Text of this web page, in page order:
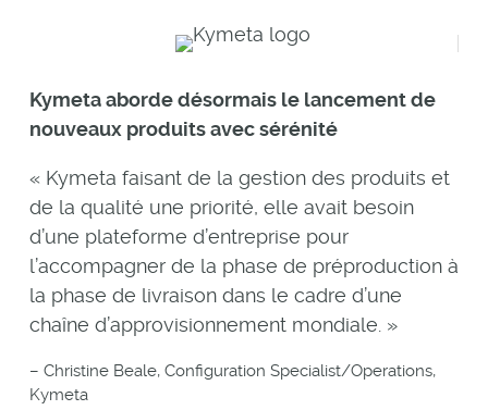
Kymeta aborde désormais le lancement de
nouveaux produits avec sérénité
« Kymeta faisant de la gestion des produits et
de la qualité une priorité, elle avait besoin
d’une plateforme d’entreprise pour
l’accompagner de la phase de préproduction à
la phase de livraison dans le cadre d’une
chaîne d’approvisionnement mondiale. »
– Christine Beale, Configuration Specialist/Operations,
Kymeta